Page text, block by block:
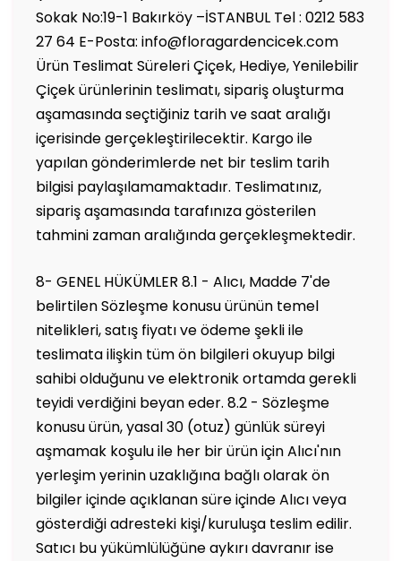
Sokak No:19-1 Bakırköy –İSTANBUL Tel : 0212 583
27 64 E-Posta: info@floragardencicek.com
Ürün Teslimat Süreleri Çiçek, Hediye, Yenilebilir
Çiçek ürünlerinin teslimatı, sipariş oluşturma
aşamasında seçtiğiniz tarih ve saat aralığı
içerisinde gerçekleştirilecektir. Kargo ile
yapılan gönderimlerde net bir teslim tarih
bilgisi paylaşılamamaktadır. Teslimatınız,
sipariş aşamasında tarafınıza gösterilen
tahmini zaman aralığında gerçekleşmektedir.
8- GENEL HÜKÜMLER 8.1 - Alıcı, Madde 7'de
belirtilen Sözleşme konusu ürünün temel
nitelikleri, satış fiyatı ve ödeme şekli ile
teslimata ilişkin tüm ön bilgileri okuyup bilgi
sahibi olduğunu ve elektronik ortamda gerekli
teyidi verdiğini beyan eder. 8.2 - Sözleşme
konusu ürün, yasal 30 (otuz) günlük süreyi
aşmamak koşulu ile her bir ürün için Alıcı'nın
yerleşim yerinin uzaklığına bağlı olarak ön
bilgiler içinde açıklanan süre içinde Alıcı veya
gösterdiği adresteki kişi/kuruluşa teslim edilir.
Satıcı bu yükümlülüğüne aykırı davranır ise